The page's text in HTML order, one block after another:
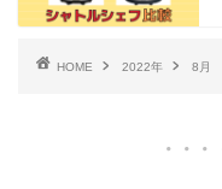
HOME 2022年 8月